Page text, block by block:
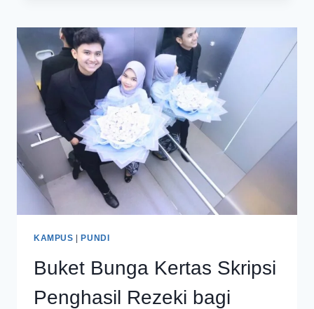
BUAT
PAKAN
IKAN
BERBAHAN
SAMPAH
SAYURAN
KAMPUS |PUNDI
Buket Bunga Kertas Skripsi
Penghasil Rezeki bagi